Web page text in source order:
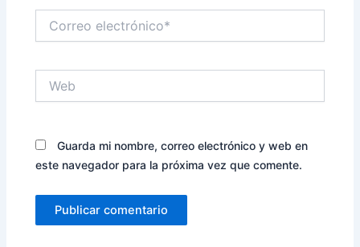
electrónico*
Guarda mi nombre, correo electrónico y web en
este navegador para la próxima vez que comente.